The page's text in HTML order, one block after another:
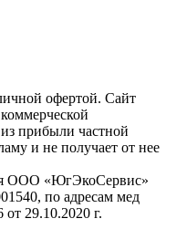
офертой. Сайт
прибыли частной
и не получает от нее
ООО «ЮгЭкоСервис»
по адресам мед
29.10.2020 г.